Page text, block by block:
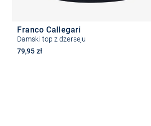
Franco Callegari
Damski top z dżerseju
79,95 zł